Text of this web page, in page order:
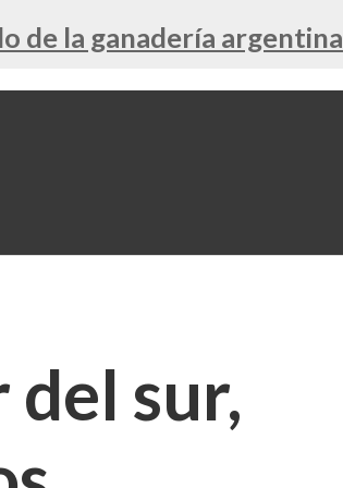
de la ganadería argentina
del sur,